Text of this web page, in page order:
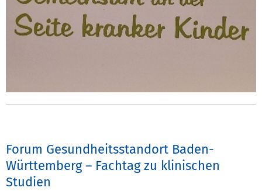
Forum Gesundheitsstandort Baden-
Württemberg – Fachtag zu klinischen
Studien